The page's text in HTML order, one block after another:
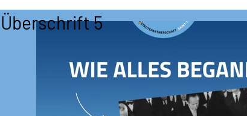
Überschrift 5